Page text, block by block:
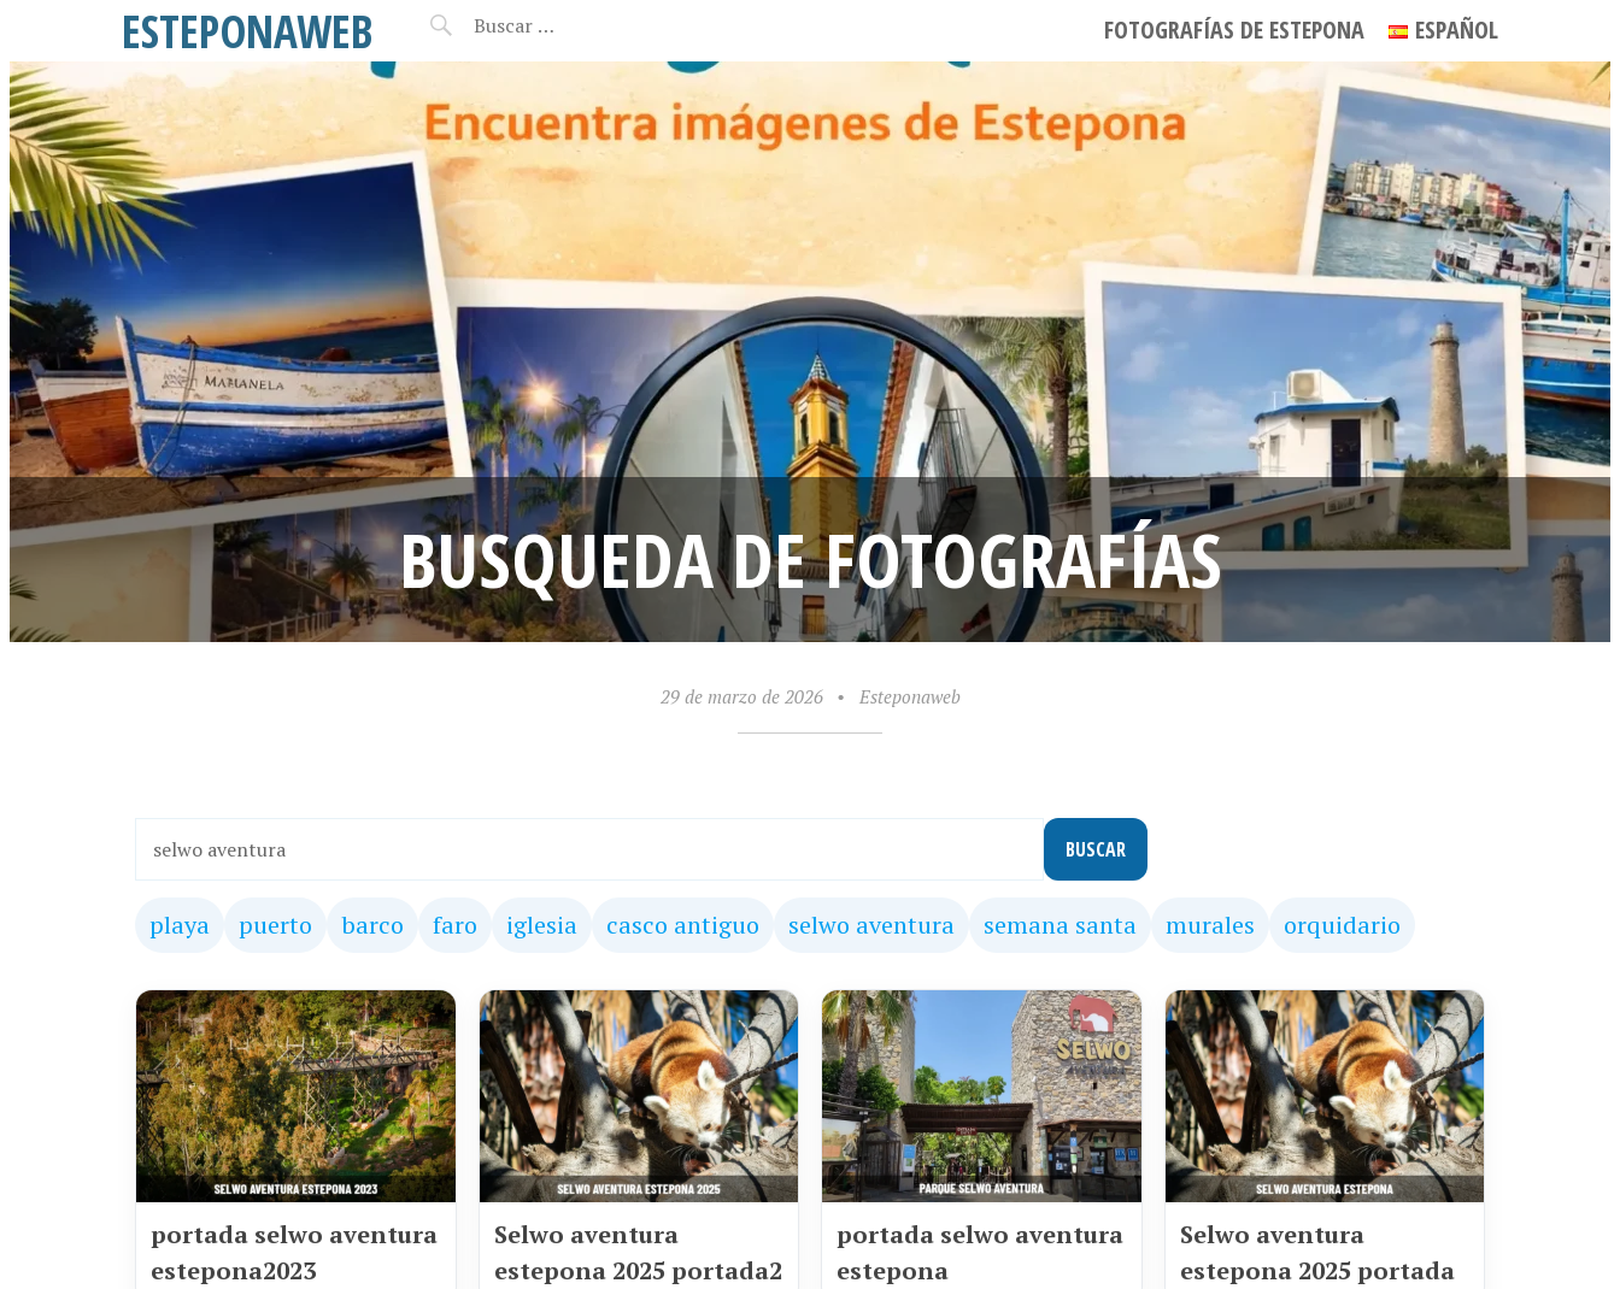
ESTEPONAWEB FOTOGRAFÍAS DE ESTEPONA ESPAÑOL
BUSQUEDA DE FOTOGRAFÍAS
29 de marzo de 2026 • Esteponaweb
BUSCAR
playa puerto barco faro iglesia casco antiguo selwo aventura semana santa murales orquidario
portada selwo aventura
estepona2023
Selwo aventura
estepona 2025 portada2
portada selwo aventura
estepona
Selwo aventura
estepona 2025 portada